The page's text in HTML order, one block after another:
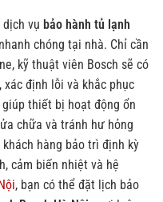
vụ bảo hành tủ lạnh
chóng tại nhà. Chỉ cần
kỹ thuật viên Bosch sẽ có
định lỗi và khắc phục
thiết bị hoạt động ổn
chữa và tránh hư hỏng
hàng bảo trì định kỳ
cảm biến nhiệt và hệ
, bạn có thể đặt lịch bảo